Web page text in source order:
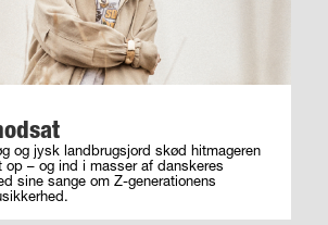
og jysk landbrugsjord skød hitmageren
op – og ind i masser af ­danskeres
sine sange om ­Z-generationens